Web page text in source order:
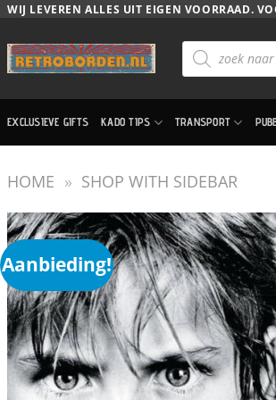
WIJ LEVEREN ALLES UIT EIGEN VOORRAAD.
Producten
zoeken
EXCLUSIEVE GIFTS KADO TIPS TRANSPORT
HOME » SHOP WITH SIDEBAR
Aanbieding!